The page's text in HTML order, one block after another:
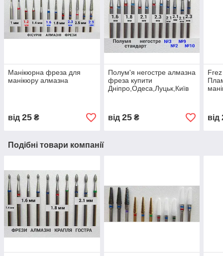
Манікюрна фреза для
манікюру алмазна
від 25 ₴
Полум'я негостре алмазна
фреза купити
Дніпро,Одеса,Луцьк,Київ
від 25₴ від
Подібні товари компанії